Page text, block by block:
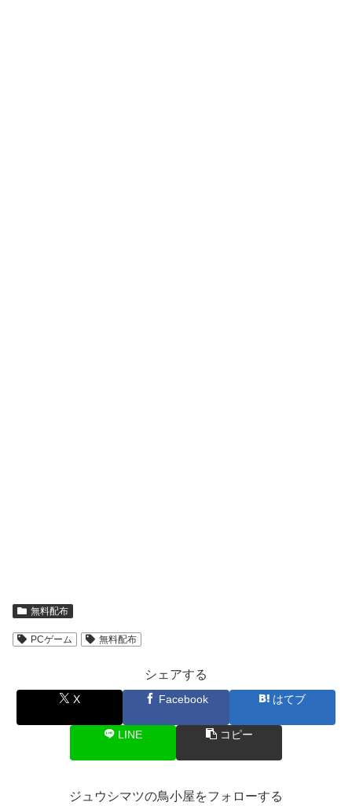
無料配布
PCゲーム 無料配布
シェアする
X Facebook はてブ
LINE コピー
ジュウシマツの鳥小屋をフォローする